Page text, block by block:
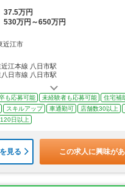
37.5万円
530万円～650万円
近江市
江本線 八日市駅
日市線 八日市駅
も応募可能 未経験者も応募可能
住宅補
スキルアップ 車通勤可 店舗数30以上
日以上
見る この求人に興味が